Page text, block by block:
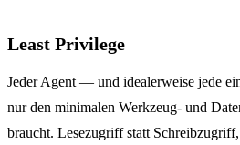
Least Privilege
Jeder Agent — und idealerweise jede
nur den minimalen Werkzeug- und
braucht. Lesezugriff statt